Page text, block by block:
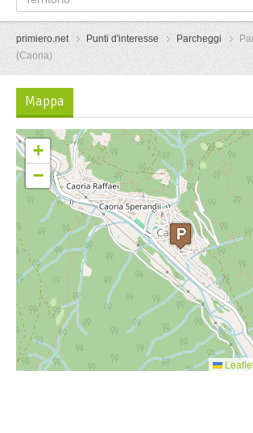
primiero.net Punti d'interesse Parcheggi
(Caoria)
Mappa
+
−